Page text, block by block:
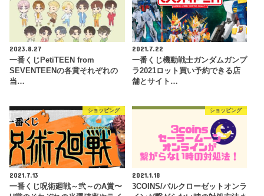
2023.8.27
一番くじPetiTEEN from
SEVENTEENの各賞それぞれの
当…
2021.7.22
一番くじ機動戦士ガンダムガンプ
ラ2021ロット買い予約できる店
舗とサイト…
ショッピング
2021.7.13
一番くじ呪術廻戦～弐～のA賞〜
ショッピング
2021.1.18
3COINS/パルクローゼットオンラ